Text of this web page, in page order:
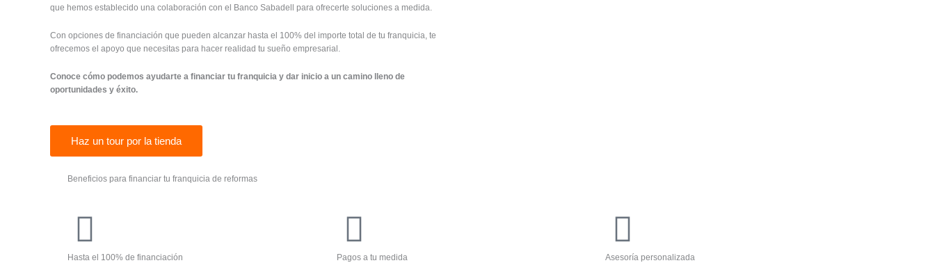
que hemos establecido una colaboración con el Banco Sabadell para ofrecerte soluciones a medida.
Con opciones de financiación que pueden alcanzar hasta el 100% del importe total de tu franquicia, te
ofrecemos el apoyo que necesitas para hacer realidad tu sueño empresarial.
Conoce cómo podemos ayudarte a financiar tu franquicia y dar inicio a un camino lleno de
oportunidades y éxito.
Haz un tour por la tienda
Beneficios para financiar tu franquicia de reformas
Hasta el 100% de financiación
Pagos a tu medida
Asesoría personalizada